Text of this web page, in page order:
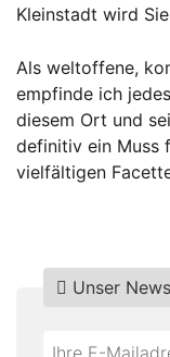
Kleinstadt wird
Als weltoffene,
empfinde ich
diesem Ort und
definitiv ein Muss
vielfältigen
Do
Unser
*Ihre